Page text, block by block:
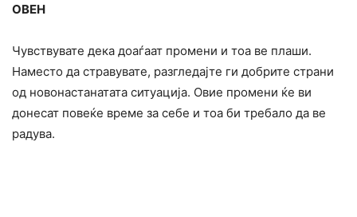
ОВЕН
Чувствувате дека доаѓаат промени и тоа ве плаши.
Наместо да стравувате, разгледајте ги добрите страни
од новонастанатата ситуација. Овие промени ќе ви
донесат повеќе време за себе и тоа би требало да ве
радува.